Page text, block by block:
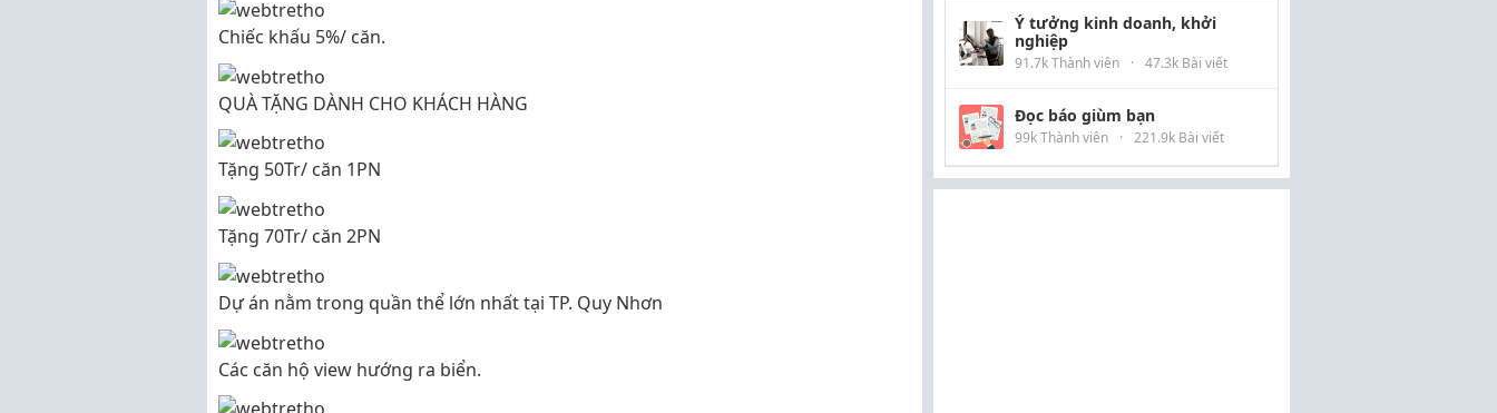
Chiếc khấu 5%/ căn.
QUÀ TẶNG DÀNH CHO KHÁCH HÀNG
Tặng 50Tr/ căn 1PN
Tặng 70Tr/ căn 2PN
Dự án nằm trong quần thể lớn nhất tại TP. Quy Nhơn
Các căn hộ view hướng ra biển.
Ý tưởng kinh doanh, khởi
nghiệp
91.7k Thành viên · 47.3k Bài viết
Đọc báo giùm bạn
99k Thành viên · 221.9k Bài viết